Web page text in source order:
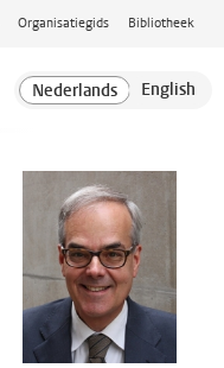
Organisatiegids Bibliotheek